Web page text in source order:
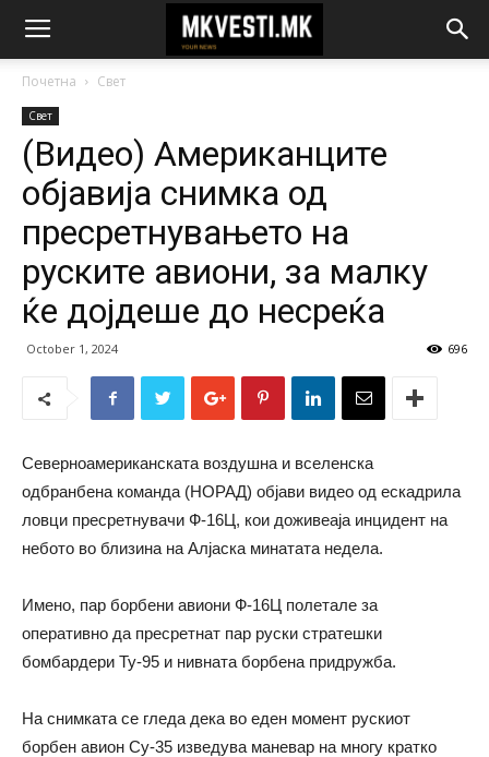
Почетна Свет
Свет
(Видео) Американците
објавија снимка од
пресретнувањето на
руските авиони, за малку
ќе дојдеше до несреќа
October 1, 2024 696
Северноамериканската воздушна и вселенска
одбранбена команда (НОРАД) објави видео од ескадрила
ловци пресретнувачи Ф-16Ц, кои доживеаја инцидент на
небото во близина на Алјаска минатата недела.
Имено, пар борбени авиони Ф-16Ц полетале за
оперативно да пресретнат пар руски стратешки
бомбардери Ту-95 и нивната борбена придружба.
На снимката се гледа дека во еден момент рускиот
борбен авион Су-35 изведува маневар на многу кратко